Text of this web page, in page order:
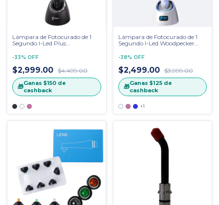
Lámpara de Fotocurado de 1
Segundo I-Led Plus
-33% OFF
$2,999.00 $4,499.00
🎁Ganas $150 de
cashback
Lámpara de Fotocurado de 1
Segundo I-Led Woodpecker
-38% OFF
$2,499.00 $3,999.00
🎁Ganas $125de
cashback
+1